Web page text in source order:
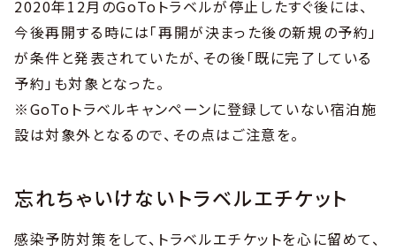
2020年12月のGoToトラベルが停止したすぐ後には、
今後再開する時には「再開が決まった後の新規の予約」
が条件と発表されていたが、その後「既に完了している
予約」も対象となった。
※GoToトラベルキャンペーンに登録していない宿泊施
設は対象外となるので、その点はご注意を。
忘れちゃいけないトラベルエチケット
感染予防対策をして、トラベルエチケットを心に留めて、